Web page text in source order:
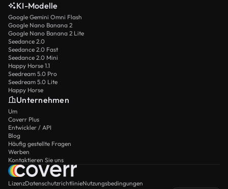
KI-Modelle
Google Gemini Omni Flash
Google Nano Banana 2
Google Nano Banana 2 Lite
Seedance 2.0
Seedance 2.0 Fast
Seedance 2.0 Mini
Happy Horse 1.1
Seedream 5.0 Pro
Seedream 5.0 Lite
Happy Horse
Unternehmen
Um
Coverr Plus
Entwickler / API
Blog
Häufig gestellte Fragen
Werben
Kontaktieren Sie uns
LizenzDatenschutzrichtlinieNutzungsbedingungen